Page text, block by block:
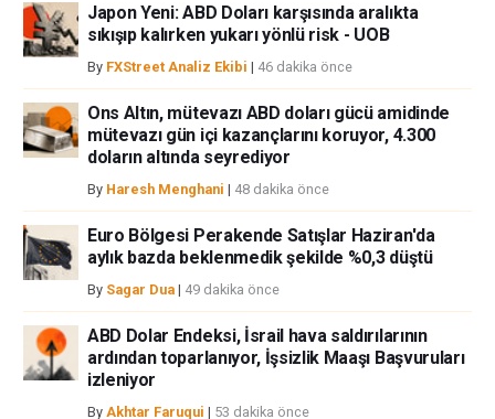
Japon Yeni: ABD Doları karşısında aralıkta
sıkışıp kalırken yukarı yönlü risk - UOB
By FXStreet Analiz Ekibi | 46 dakika önce
Ons Altın, mütevazı ABD doları gücü amidinde
mütevazı gün içi kazançlarını koruyor, 4.300
doların altında seyrediyor
By Haresh Menghani | 48 dakika önce
Euro Bölgesi Perakende Satışlar Haziran'da
aylık bazda beklenmedik şekilde %0,3 düştü
By Sagar Dua | 49 dakika önce
ABD Dolar Endeksi, İsrail hava saldırılarının
ardından toparlanıyor, İşsizlik Maaşı Başvuruları
izleniyor
By Akhtar Faruqui | 53 dakika önce